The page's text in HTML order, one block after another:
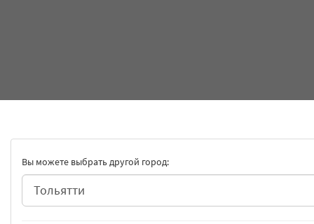
Вы можете выбрать другой город: